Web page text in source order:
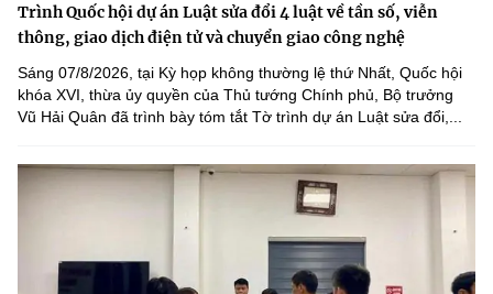
Trình Quốc hội dự án Luật sửa đổi 4 luật về tần số, viễn
thông, giao dịch điện tử và chuyển giao công nghệ
Sáng 07/8/2026, tại Kỳ họp không thường lệ thứ Nhất, Quốc hội
khóa XVI, thừa ủy quyền của Thủ tướng Chính phủ, Bộ trưởng
Vũ Hải Quân đã trình bày tóm tắt Tờ trình dự án Luật sửa đổi,...